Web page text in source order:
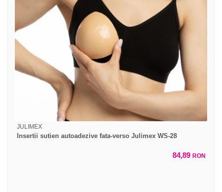
JULIMEX
Insertii sutien autoadezive fata-verso Julimex WS-28
84,89 RON